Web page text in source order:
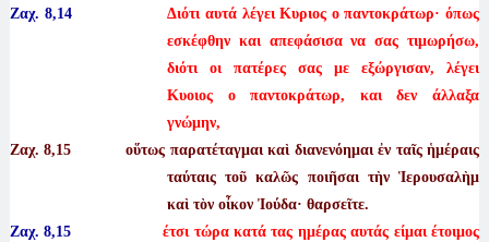
Ζαχ. 8,14Διότι αυτά λέγει Κυριος ο παντοκράτωρ· όπως
εσκέφθην και απεφάσισα να σας τιμωρήσω,
διότι οι πατέρες σας με εξώργισαν, λέγει
Κυοιος ο παντοκράτωρ, και δεν άλλαξα
γνώμην,
Ζαχ. 8,15 οὕτως παρατέταγμαι καὶ διανενόημαι ἐν ταῖς ἡμέραις
ταύταις τοῦ καλῶς ποιῆσαι τὴν Ἱερουσαλὴμ
καὶ τὸν οἶκον Ἰούδα· θαρσεῖτε.
Ζαχ. 8,15
έτσι τώρα κατά τας ημέρας αυτάς είμαι έτοιμος